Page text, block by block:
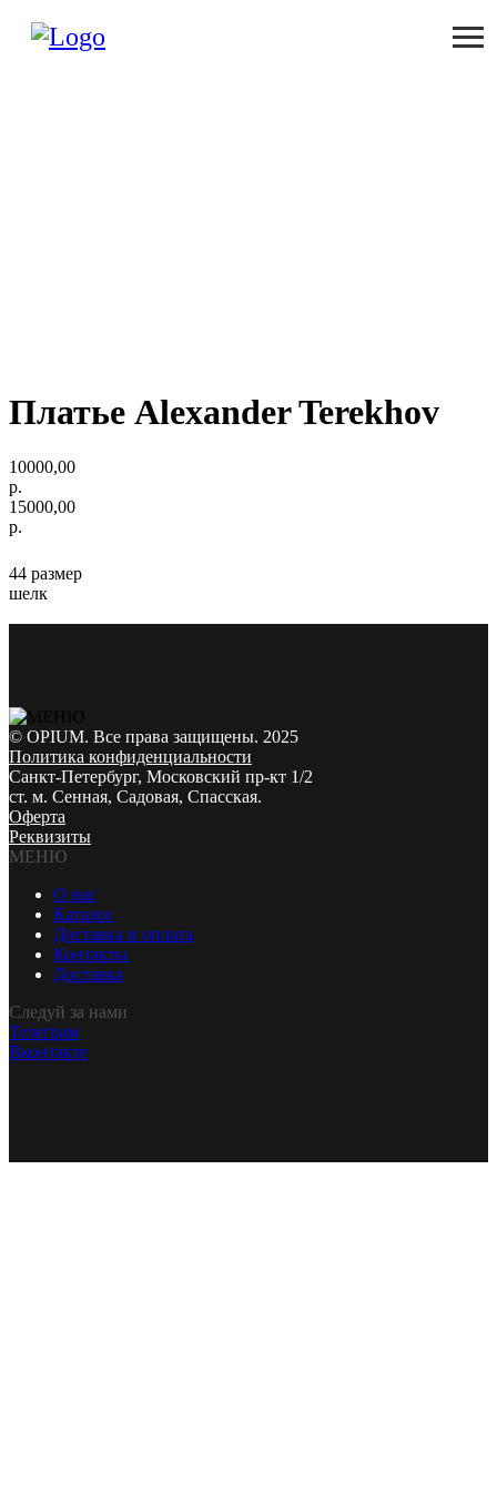
Платье Alexander Terekhov
10000,00
р.
15000,00
р.
44 размер
шелк
© OPIUM. Все права защищены. 2025
Политика конфиденциальности
Санкт-Петербург, Московский пр-кт 1/2
ст. м. Сенная, Садовая, Спасская.
Оферта
Реквизиты
МЕНЮ
О нас
Каталог
Доставка и оплата
Контакты
Доставка
Следуй за нами
Телеграм
Вконтакте